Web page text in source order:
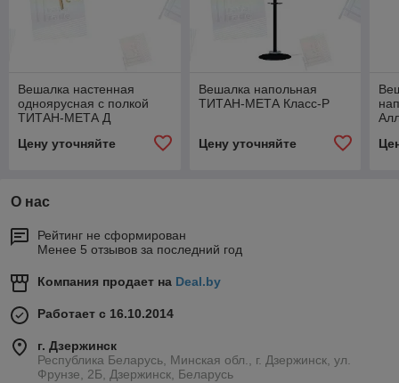
Вешалка настенная
одноярусная с полкой
ТИТАН-МЕТА Д
Цену уточняйте
Вешалка напольная
ТИТАН-МЕТА Класс-Р
Цену уточняйте
О нас
Рейтинг не сформирован
Менее 5 отзывов за последний год
Компания продает на Deal.by
Работает с 16.10.2014
г. Дзержинск
Республика Беларусь, Минская обл., г. Дзержинск, ул.
Фрунзе, 2Б, Дзержинск, Беларусь